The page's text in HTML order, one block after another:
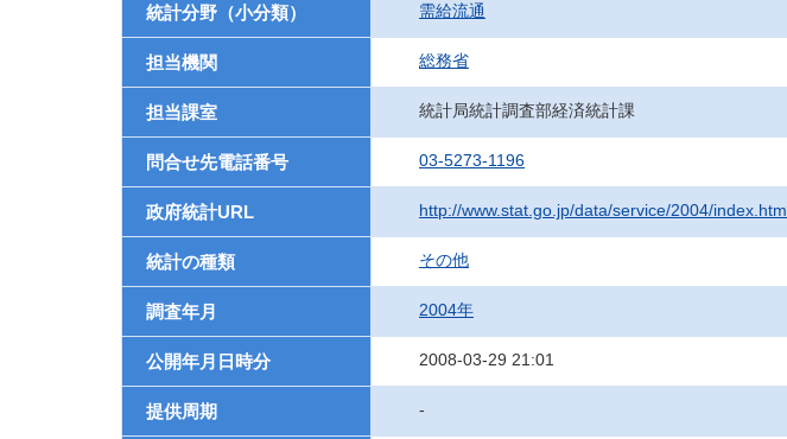
統計分野（小分類） 需給流通
担当機関 総務省
担当課室 統計局統計調査部経済統計課
問合せ先電話番号 03-5273-1196
政府統計URL http://www.stat.go.jp/data/service/2004/index.htm
統計の種類 その他
調査年月 2004年
公開年月日時分 2008-03-29 21:01
提供周期 -